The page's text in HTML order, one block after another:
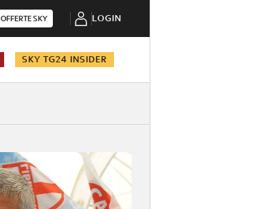
OFFERTE SKY LOGIN
SKY TG24 INSIDER